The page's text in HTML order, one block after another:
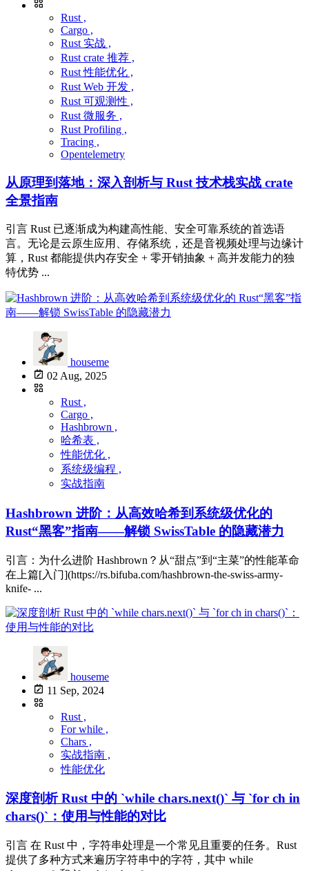
Rust ,
Cargo ,
Rust 实战 ,
Rust crate 推荐 ,
Rust 性能优化 ,
Rust Web 开发 ,
Rust 可观测性 ,
Rust 微服务 ,
Rust Profiling ,
Tracing ,
Opentelemetry
从原理到落地：深入剖析与 Rust 技术栈实战 crate
全景指南
引言 Rust 已逐渐成为构建高性能、安全可靠系统的首选语
言。无论是云原生应用、存储系统，还是音视频处理与边缘计
算，Rust 都能提供内存安全 + 零开销抽象 + 高并发能力的独
特优势 ...
houseme
02 Aug, 2025
Rust ,
Cargo ,
Hashbrown ,
哈希表 ,
性能优化 ,
系统级编程 ,
实战指南
Hashbrown 进阶：从高效哈希到系统级优化的
Rust“黑客”指南——解锁 SwissTable 的隐藏潜力
引言：为什么进阶 Hashbrown？从“甜点”到“主菜”的性能革命
在上篇[入门](https://rs.bifuba.com/hashbrown-the-swiss-army-
knife- ...
houseme
11 Sep, 2024
Rust ,
For while ,
Chars ,
实战指南 ,
性能优化
深度剖析 Rust 中的 `while chars.next()` 与 `for ch in
chars()`：使用与性能的对比
引言 在 Rust 中，字符串处理是一个常见且重要的任务。Rust
提供了多种方式来遍历字符串中的字符，其中 while